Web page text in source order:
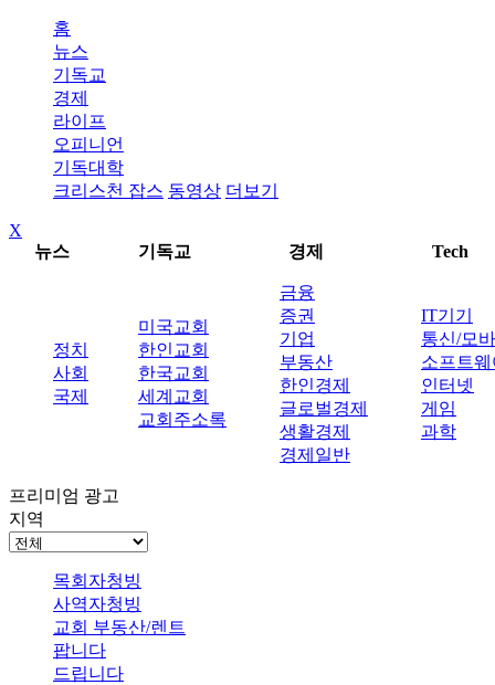
홈
뉴스
기독교
경제
라이프
오피니언
기독대학
크리스천 잡스 동영상 더보기
X
뉴스
기독교 경제 Tech
정치
사회
국제
미국교회
한인교회
한국교회
세계교회
교회주소록
금융
증권
기업
부동산
한인경제
글로벌경제
생활경제
경제일반
IT기기
통신/모
소프트웨
인터넷
게임
과학
프리미엄 광고
지역
목회자청빙
사역자청빙
교회 부동산/렌트
팝니다
드립니다